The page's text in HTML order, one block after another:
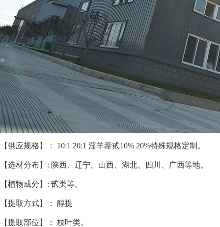
【供应规格】： 10:1 20:1 淫羊藿甙10% 20%特殊规格定制。
【选材分布】: 陕西、辽宁、山西、湖北、四川、广西等地。
【植物成分】: 甙类等。
【提取方式】： 醇提
【提取部位】： 枝叶类。